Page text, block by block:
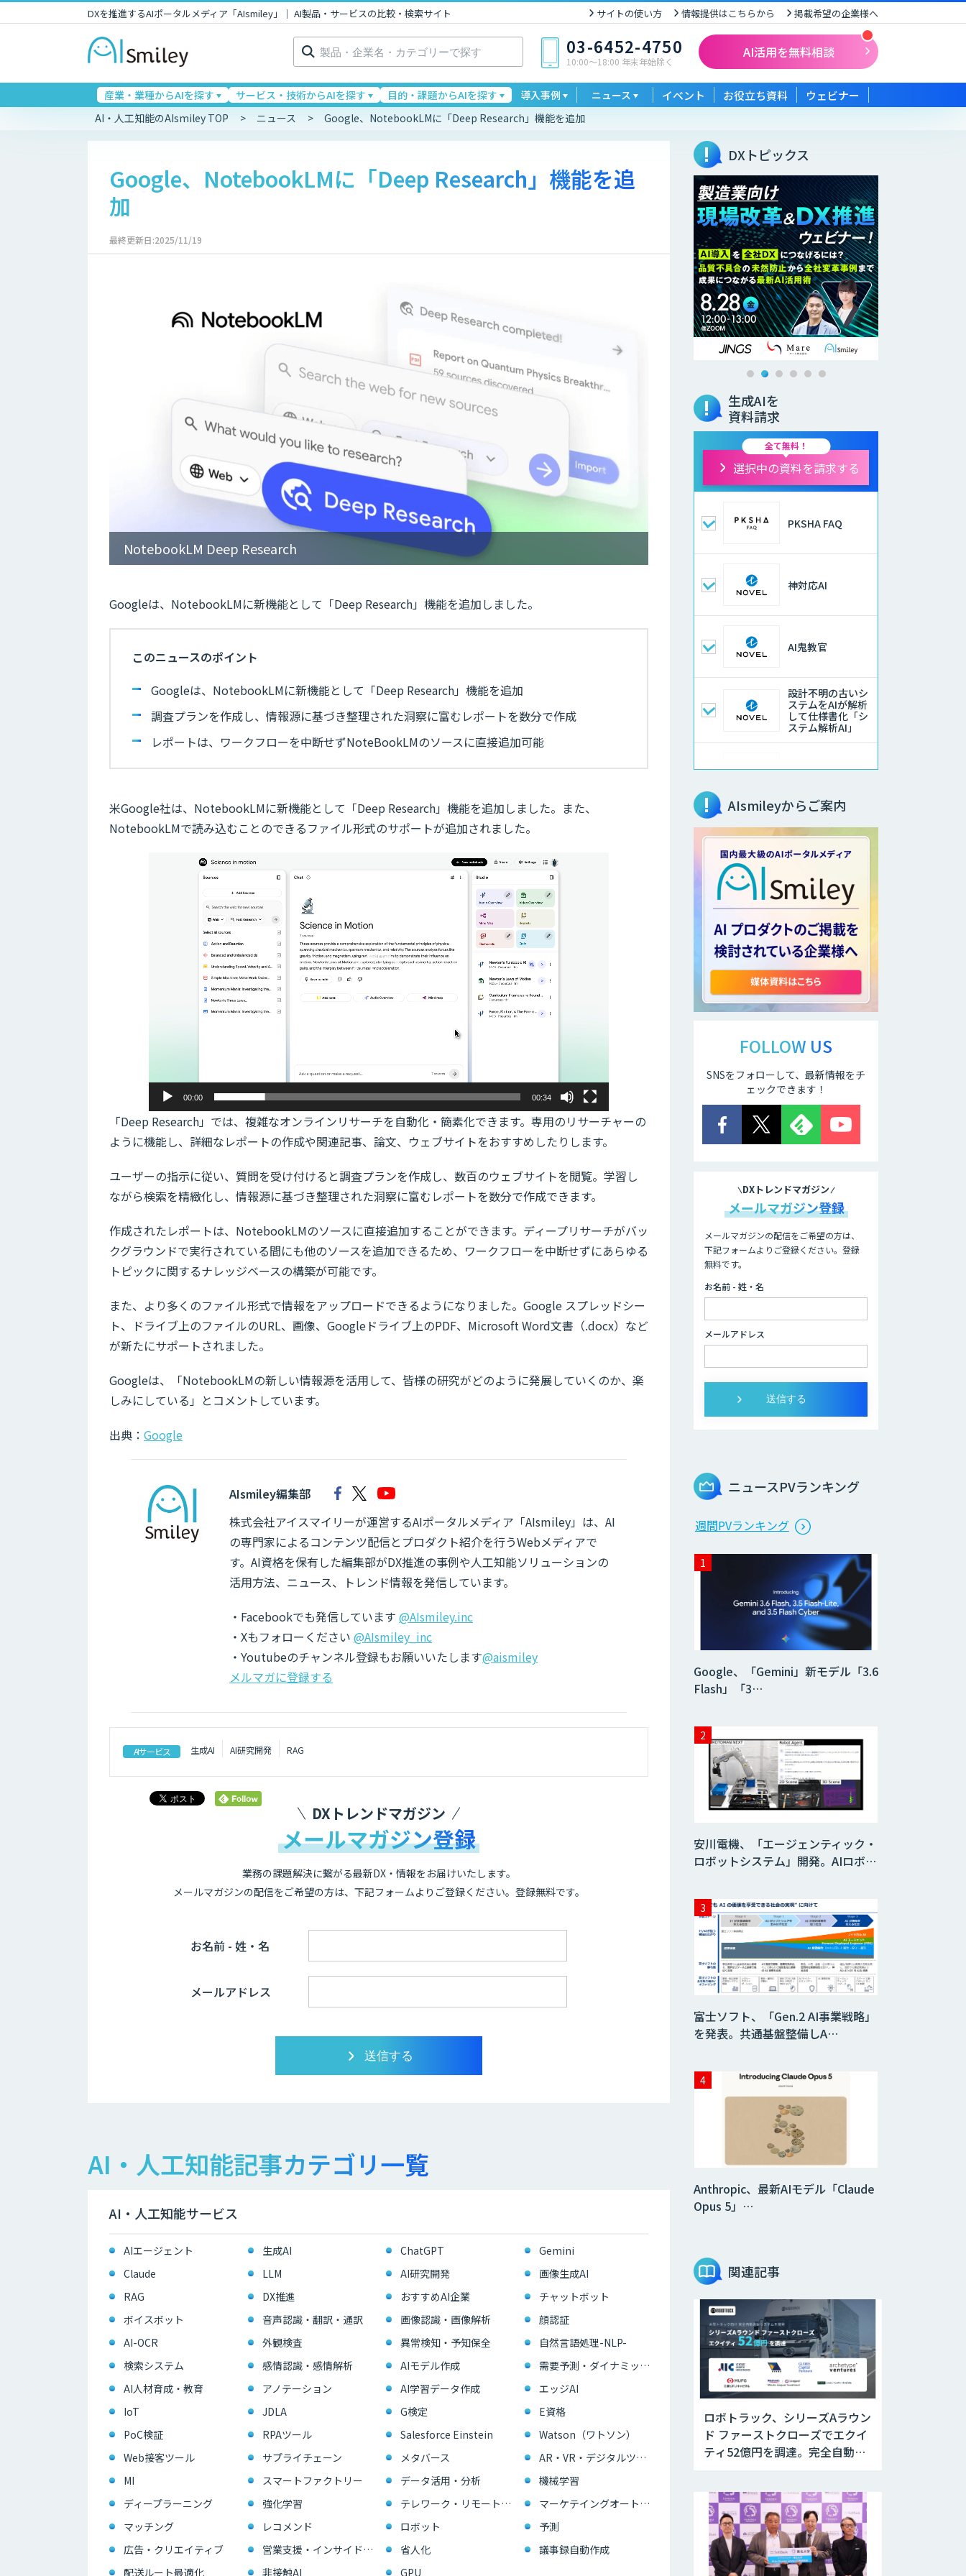
DXを推進するAIポータルメディア「AIsmiley」｜ AI製品・サービスの比較・検索サイト サイトの使い方 情報提供はこちらから 掲載希望の企業様へ
検
索: 03-6452-4750
10:00〜18:00 年末年始除く
AI活用を無料相談
産業・業種からAIを探す サービス・技術からAIを探す 目的・課題からAIを探す 導入事例 ニュース イベント お役立ち資料 ウェビナー
AI・人工知能のAIsmiley TOP ニュース Google、NotebookLMに「Deep Research」機能を追加
Google、NotebookLMに「Deep Research」機能を追
加
最終更新日:2025/11/19
NotebookLM Deep Research
Googleは、NotebookLMに新機能として「Deep Research」機能を追加しました。
このニュースのポイント
Googleは、NotebookLMに新機能として「Deep Research」機能を追加
調査プランを作成し、情報源に基づき整理された洞察に富むレポートを数分で作成
レポートは、ワークフローを中断せずNoteBookLMのソースに直接追加可能
米Google社は、NotebookLMに新機能として「Deep Research」機能を追加しました。また、
NotebookLMで読み込むことのできるファイル形式のサポートが追加されました。
ヤ
ー
00:00 00:34
「Deep Research」では、複雑なオンラインリサーチを自動化・簡素化できます。専用のリサーチャーの
ように機能し、詳細なレポートの作成や関連記事、論文、ウェブサイトをおすすめしたりします。
ユーザーの指示に従い、質問を受け付けると調査プランを作成し、数百のウェブサイトを閲覧。学習し
ながら検索を精緻化し、情報源に基づき整理された洞察に富むレポートを数分で作成できます。
作成されたレポートは、NotebookLMのソースに直接追加することができます。ディープリサーチがバッ
クグラウンドで実行されている間にも他のソースを追加できるため、ワークフローを中断せずにあらゆる
トピックに関するナレッジベースの構築が可能です。
また、より多くのファイル形式で情報をアップロードできるようになりました。Google スプレッドシー
ト、ドライブ上のファイルのURL、画像、Googleドライブ上のPDF、Microsoft Word文書（.docx）など
が新たにサポートされました。
Googleは、「NotebookLMの新しい情報源を活用して、皆様の研究がどのように発展していくのか、楽
しみにしている」とコメントしています。
出典： Google
AIsmiley編集部
株式会社アイスマイリーが運営するAIポータルメディア「AIsmiley」は、AI
の専門家によるコンテンツ配信とプロダクト紹介を行うWebメディアで
す。AI資格を保有した編集部がDX推進の事例や人工知能ソリューションの
活用方法、ニュース、トレンド情報を発信しています。
・Facebookでも発信しています @AIsmiley.inc
・Xもフォローください @AIsmiley_inc
・Youtubeのチャンネル登録もお願いいたします@aismiley
メルマガに登録する
AIサービス 生成AI AI研究開発 RAG
DXトレンドマガジン
メールマガジン登録
業務の課題解決に繋がる最新DX・情報をお届けいたします。
メールマガジンの配信をご希望の方は、下記フォームよりご登録ください。登録無料です。
お名前 - 姓・名
メールアドレス
AI・人工知能記事カテゴリ一覧
AI・人工知能サービス
AIエージェント 生成AI ChatGPT
Gemini
Claude
LLM AI研究開発
画像生成AI
RAG
DX推進 おすすめAI企業
チャットボット
ボイスボット
音声認識・翻訳・通訳 画像認識・画像解析
顔認証
AI-OCR
外観検査 異常検知・予知保全
自然言語処理-NLP-
検索システム
感情認識・感情解析 AIモデル作成
需要予測・ダイナミックプライシング
AI人材育成・教育
アノテーション AI学習データ作成
エッジAI
IoT
JDLA G検定
E資格
PoC検証
RPAツール Salesforce Einstein
Watson（ワトソン）
Web接客ツール
サプライチェーン メタバース
AR・VR・デジタルツイン
MI
スマートファクトリー データ活用・分析
機械学習
ディープラーニング
強化学習 テレワーク・リモートワーク
マーケテイングオートメーション・MAツール
マッチング
レコメンド ロボット
予測
広告・クリエイティブ
営業支援・インサイドセールス 省人化
議事録自動作成
配送ルート最適化
非接触AI GPU
DXトピックス
生成AIを
資料請求
全て無料！
選択中の資料を請求する
PKSHA FAQ
神対応AI
AI鬼教官
設計不明の古いシ
ステムをAIが解析
して仕様書化「シ
ステム解析AI」
LLMOチェキ
AIエージェント開
発支援
AIエンジニアアカ
デミー（バイブコ
ーディング研修）
aiDAPTIV+
アリストルの法人
ELYZA Works
with KDDI
JAPAN AI
医療文書作成を効
率化する生成
AI「OPTiM AI ホ
データ分析/AI開
発/コンサルティン
グ
STORM Platform
Cogent AI
Cabinet
AI/DX研修
imprai ezKotae
GPT-4
援サービス
生成AI活用 1day
ブートキャンプ
データ分析エージ
ェント
き」コンサルティ
ングサービス
フィジカルAI・AI
ロボット向け教師
データ収集・作成
SaaS・サブスク
向け収益管理プラ
Teachme Biz
AIR-NEXUS
Acompany セキ
ュアチャット
AI価格調査ツール
Smapra
secondz
AIsmileyからご案内
FOLLOW US
SNSをフォローして、最新情報をチ
ェックできます！
DXトレンドマガジン
メールマガジン登録
メールマガジンの配信をご希望の方は、
下記フォームよりご登録ください。登録
無料です。
お名前 - 姓・名
メールアドレス
ニュースPVランキング
週間PVランキング
Google、「Gemini」新モデル「3.6
Flash」「3…
安川電機、「エージェンティック・
ロボットシステム」開発。AIロボ…
富士ソフト、「Gen.2 AI事業戦略」
を発表。共通基盤整備しA…
Anthropic、最新AIモデル「Claude
Opus 5」…
関連記事
ロボトラック、シリーズAラウン
ド ファーストクローズでエクイ
ティ52億円を調達。完全自動運